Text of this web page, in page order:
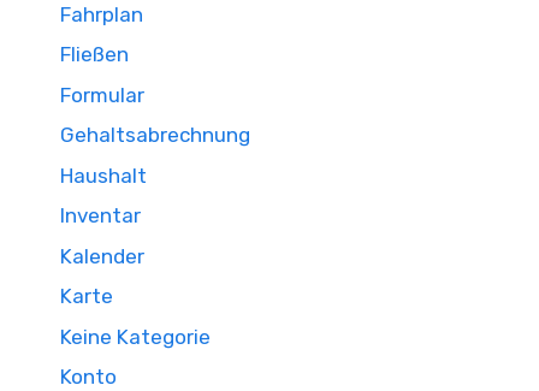
Fahrplan
Fließen
Formular
Gehaltsabrechnung
Haushalt
Inventar
Kalender
Karte
Keine Kategorie
Konto